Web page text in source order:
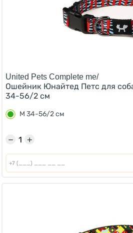
United Pets Complete me/
Ошейник Юнайтед Петс для
34-56/2 см
M 34-56/2 см
+
−